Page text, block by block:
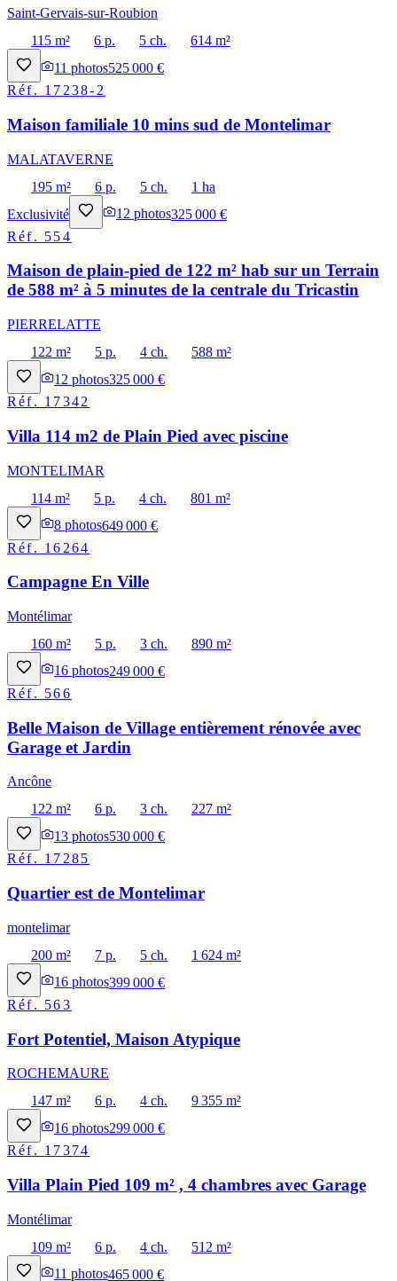
Saint-Gervais-sur-Roubion
115 m²
6 p. 5 ch.
614 m²
11 photos525 000 €
Réf. 17238-2
Maison familiale 10 mins sud de Montelimar
MALATAVERNE
195 m²
6 p. 5 ch.
1 ha
Exclusivité
12 photos325 000 €
Réf. 554
Maison de plain-pied de 122 m² hab sur un Terrain
de 588 m² à 5 minutes de la centrale du Tricastin
PIERRELATTE
122 m²
5 p. 4 ch.
588 m²
12 photos325 000 €
Réf. 17342
Villa 114 m2 de Plain Pied avec piscine
MONTELIMAR
114 m²
5 p. 4 ch.
801 m²
8 photos649 000 €
Réf. 16264
Campagne En Ville
Montélimar
160 m²
5 p. 3 ch.
890 m²
16 photos249 000 €
Réf. 566
Belle Maison de Village entièrement rénovée avec
Garage et Jardin
Ancône
122 m²
6 p. 3 ch.
227 m²
13 photos530 000 €
Réf. 17285
Quartier est de Montelimar
montelimar
200 m²
7 p. 5 ch.
1 624 m²
16 photos399 000 €
Réf. 563
Fort Potentiel, Maison Atypique
ROCHEMAURE
147 m²
6 p. 4 ch.
9 355 m²
16 photos299 000 €
Réf. 17374
Villa Plain Pied 109 m² , 4 chambres avec Garage
Montélimar
109 m²
6 p. 4 ch.
512 m²
11 photos465 000 €